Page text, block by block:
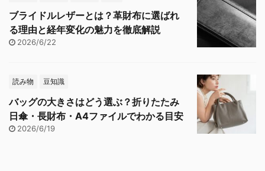
ブライドルレザーとは？革財布に選ばれ
る理由と経年変化の魅力を徹底解説
2026/6/22
読み物 豆知識
バッグの大きさはどう選ぶ？折りたたみ
日傘・長財布・A4ファイルでわかる目安
2026/6/19